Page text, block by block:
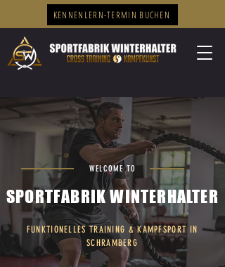
KENNENLERN-TERMIN BUCHEN
WELCOME TO
SPORTFABRIK WINTERHALTER
FUNKTIONELLES TRAINING & KAMPFSPORT IN
SCHRAMBERG